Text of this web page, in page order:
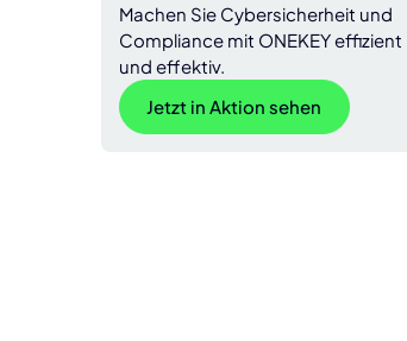
Machen Sie Cybersicherheit und
Compliance mit ONEKEY effizient
und effektiv.
Jetzt in Aktion sehen